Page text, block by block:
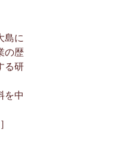
島に
の歴
る研
を中